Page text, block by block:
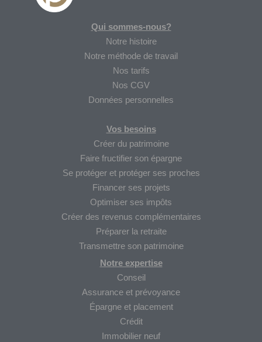
Qui sommes-nous?
Notre histoire
Notre méthode de travail
Nos tarifs
Nos CGV
Données personnelles
Vos besoins
Créer du patrimoine
Faire fructifier son épargne
Se protéger et protéger ses proches
Financer ses projets
Optimiser ses impôts
Créer des revenus complémentaires
Préparer la retraite
Transmettre son patrimoine
Notre expertise
Conseil
Assurance et prévoyance
Épargne et placement
Crédit
Immobilier neuf